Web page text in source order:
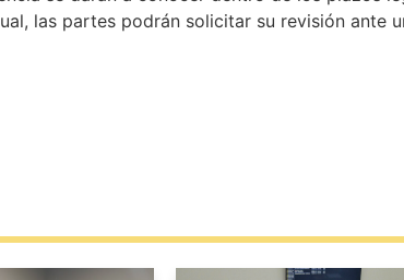
las partes podrán solicitar su revisión ante